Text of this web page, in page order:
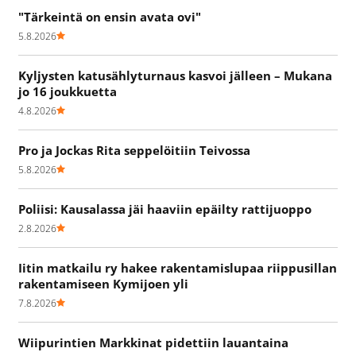
"Tärkeintä on ensin avata ovi"
5.8.2026
Kyljysten katusählyturnaus kasvoi jälleen – Mukana
jo 16 joukkuetta
4.8.2026
Pro ja Jockas Rita seppelöitiin Teivossa
5.8.2026
Poliisi: Kausalassa jäi haaviin epäilty rattijuoppo
2.8.2026
Iitin matkailu ry hakee rakentamislupaa riippusillan
rakentamiseen Kymijoen yli
7.8.2026
Wiipurintien Markkinat pidettiin lauantaina